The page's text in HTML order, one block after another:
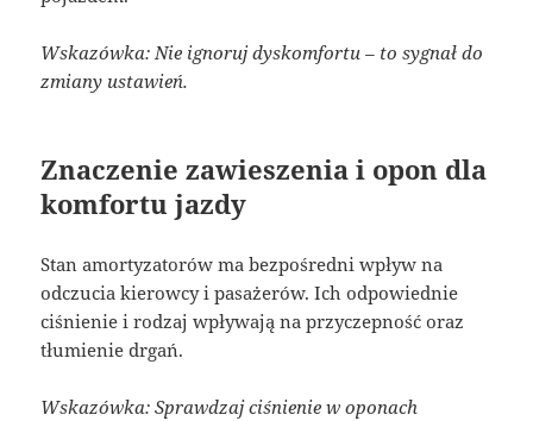
Wskazówka: Nie ignoruj dyskomfortu – to sygnał do
zmiany ustawień.
Znaczenie zawieszenia i opon dla
komfortu jazdy
Stan amortyzatorów ma bezpośredni wpływ na
odczucia kierowcy i pasażerów. Ich odpowiednie
ciśnienie i rodzaj wpływają na przyczepność oraz
tłumienie drgań.
Wskazówka: Sprawdzaj ciśnienie w oponach